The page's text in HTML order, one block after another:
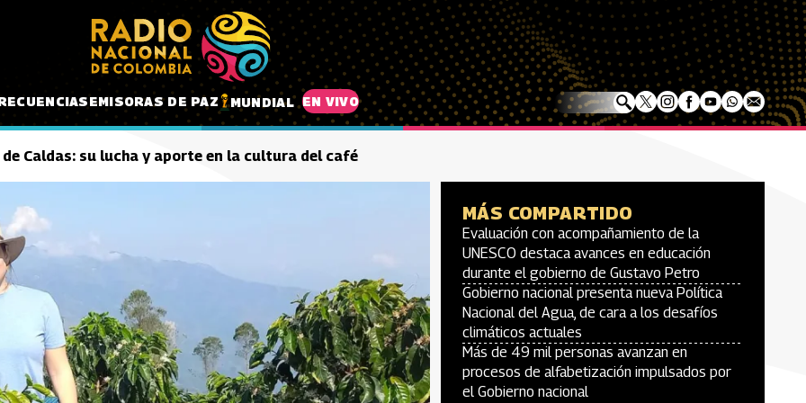
EMISORAS DE PAZ MUNDIAL EN VIVO
de Caldas: su lucha y aporte en la cultura del café
MÁS COMPARTIDO
Evaluación con acompañamiento de la
UNESCO destaca avances en educación
durante el gobierno de Gustavo Petro
Gobierno nacional presenta nueva Política
Nacional del Agua, de cara a los desafíos
climáticos actuales
Más de 49 mil personas avanzan en
procesos de alfabetización impulsados por
el Gobierno nacional